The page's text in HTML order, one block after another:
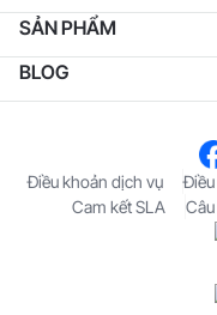
SẢN PHẨM
BLOG
Điều khoản dịch vụ Điều
Cam kết SLA